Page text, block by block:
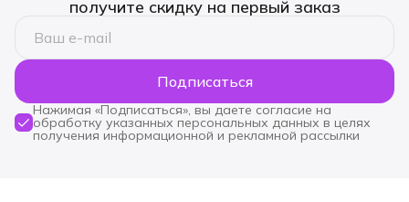
получите скидку на первый заказ
Подписаться
Нажимая «Подписаться», вы даете согласие на
обработку указанных персональных данных в целях
получения информационной и рекламной рассылки